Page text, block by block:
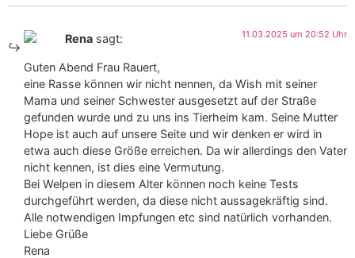
Rena sagt: 11.03.2025 um 20:52 Uhr
Guten Abend Frau Rauert,
eine Rasse können wir nicht nennen, da Wish mit seiner
Mama und seiner Schwester ausgesetzt auf der Straße
gefunden wurde und zu uns ins Tierheim kam. Seine Mutter
Hope ist auch auf unsere Seite und wir denken er wird in
etwa auch diese Größe erreichen. Da wir allerdings den Vater
nicht kennen, ist dies eine Vermutung.
Bei Welpen in diesem Alter können noch keine Tests
durchgeführt werden, da diese nicht aussagekräftig sind.
Alle notwendigen Impfungen etc sind natürlich vorhanden.
Liebe Grüße
Rena